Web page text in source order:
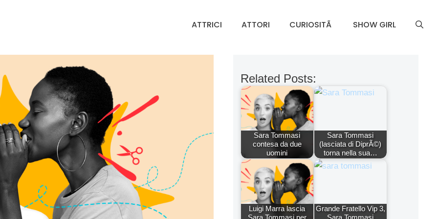
ATTRICI ATTORI CURIOSITÃ SHOW GIRL
Related Posts:
Sara Tommasi
contesa da due
uomini
Sara Tommasi
(lasciata di DiprÃ©)
torna nella sua…
Luigi Marra lascia
Grande Fratello Vip 3,